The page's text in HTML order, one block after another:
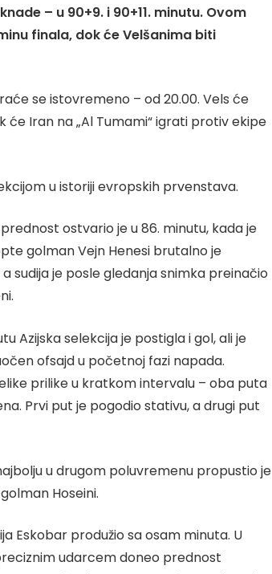
– u 90+9. i 90+11. minutu. Ovom
finala, dok će Velšanima biti
se istovremeno – od 20.00. Vels će
će Iran na „Al Tumami“ igrati protiv ekipe
u istoriji evropskih prvenstava.
ostvario je u 86. minutu, kada je
golman Vejn Henesi brutalno je
sudija je posle gledanja snimka preinačio
Azijska selekcija je postigla i gol, ali je
ofsajd u početnoj fazi napada.
prilike u kratkom intervalu – oba puta
Prvi put je pogodio stativu, a drugi put
u drugom poluvremenu propustio je
Hoseini.
Eskobar produžio sa osam minuta. U
udarcem doneo prednost